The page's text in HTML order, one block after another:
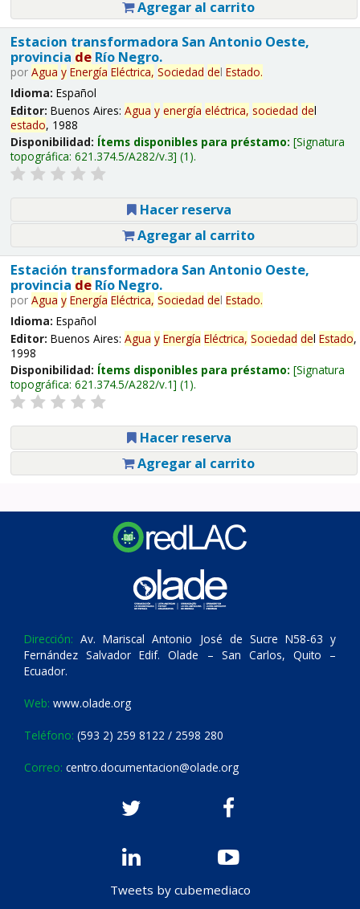
Agregar al carrito
Estacion transformadora San Antonio Oeste,
provincia deRío Negro.
por Agua y Energía Eléctrica, Sociedad del Estado.
Idioma: Español
Editor: Buenos Aires: Agua y energía eléctrica, sociedad del
estado, 1988
Disponibilidad: Ítems disponibles para préstamo: Signatura
topográfica: 621.374.5/A282/v.3 (1).
Hacer reserva
Agregar al carrito
Estación transformadora San Antonio Oeste,
provincia deRío Negro.
por Agua y Energía Eléctrica, Sociedad del Estado.
Idioma: Español
Editor: Buenos Aires: Agua y Energía Eléctrica, Sociedad del Estado,
1998
Disponibilidad: Ítems disponibles para préstamo: Signatura
topográfica: 621.374.5/A282/v.1 (1).
Hacer reserva
Agregar al carrito
Dirección: Av. Mariscal Antonio José de Sucre N58-63 y
Fernández Salvador Edif. Olade – San Carlos, Quito –
Ecuador.
Web: www.olade.org
Teléfono: (593 2) 259 8122 / 2598 280
Correo: centro.documentacion@olade.org
Tweets by cubemediaco